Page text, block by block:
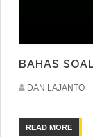
BAHAS
DAN LAJANTO
READ MORE